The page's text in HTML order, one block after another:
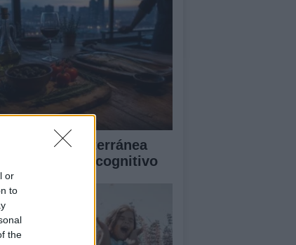
or
to
the
la dieta mediterránea
el bienestar cognitivo